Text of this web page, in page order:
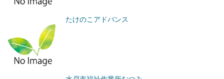
たけのこアドバンス